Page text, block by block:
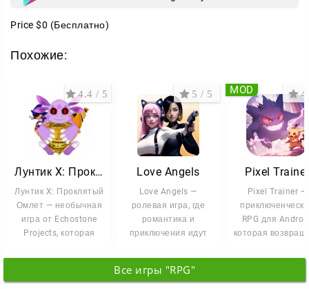
превращается в маленькую тактическую задачу.
приключений? Запускайте
Price $0 (Бесплатно)
Похожие:
Лунтик X: Проклятый Омлет
Лунтик X: Проклятый
Омлет — необычная
игра от Echostone
Projects, которая
4.4 / 5
Love Angels
Love Angels —
ролевая игра, где
романтика и
приключения идут
попадаете в
волшебный
5 / 5
Pixel Trainer
Pixel Trainer —
RPG для
которая
портативных
4
MOD
Все игры "RPG"